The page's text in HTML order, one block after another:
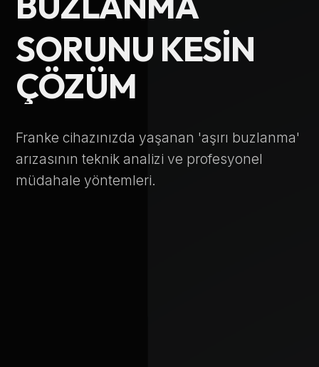
SORUNU KESIN
ÇÖZÜM
Franke cihazınızda yaşanan 'aşırı buzlanma'
arızasının teknik analizi ve profesyonel
müdahale yöntemleri.
Telefon Numarası
Hizmet Türü
Servis Çağır